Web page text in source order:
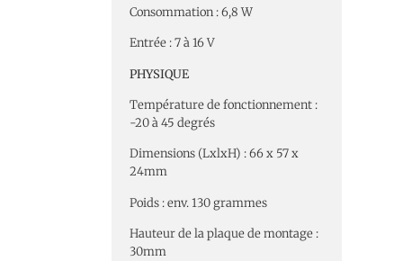
Consommation : 6,8 W
Entrée : 7 à 16 V
PHYSIQUE
Température de fonctionnement :
-20 à 45 degrés
Dimensions (LxlxH) : 66 x 57 x
24mm
Poids : env. 130 grammes
Hauteur de la plaque de montage :
30mm